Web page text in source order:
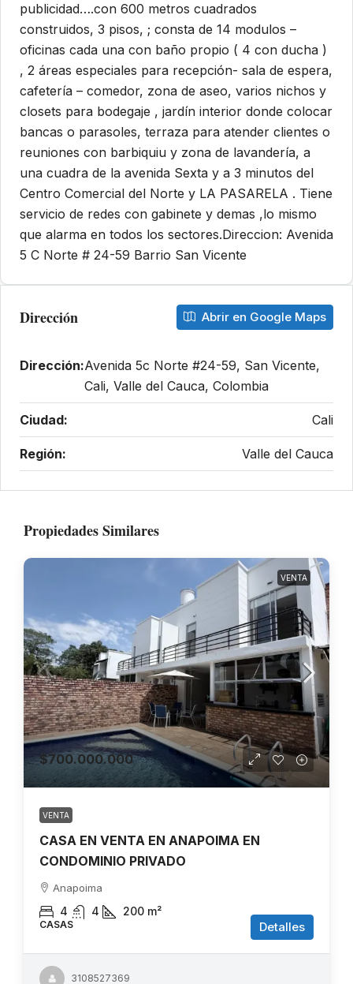
publicidad….con 600 metros cuadrados
construidos, 3 pisos, ; consta de 14 modulos –
oficinas cada una con baño propio ( 4 con ducha )
, 2 áreas especiales para recepción- sala de espera,
cafetería – comedor, zona de aseo, varios nichos y
closets para bodegaje , jardín interior donde colocar
bancas o parasoles, terraza para atender clientes o
reuniones con barbiquiu y zona de lavandería, a
una cuadra de la avenida Sexta y a 3 minutos del
Centro Comercial del Norte y LA PASARELA . Tiene
servicio de redes con gabinete y demas ,lo mismo
que alarma en todos los sectores.Direccion: Avenida
5 C Norte # 24-59 Barrio San Vicente
Dirección Abrir en Google Maps
Dirección:Avenida 5c Norte #24-59, San Vicente,
Cali, Valle del Cauca, Colombia
Ciudad: Cali
Región: Valle del Cauca
Propiedades Similares
VENTA
$700.000.000
VENTA
CASA EN VENTA EN ANAPOIMA EN
CONDOMINIO PRIVADO
Anapoima
4 4 200 m²
CASAS Detalles
3108527369